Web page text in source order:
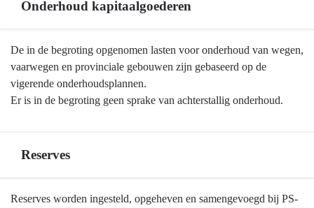
Onderhoud kapitaalgoederen
Terug
naar
navigatie
De in de begroting opgenomen lasten voor onderhoud van wegen,
vaarwegen en provinciale gebouwen zijn gebaseerd op de
vigerende onderhoudsplannen.
Er is in de begroting geen sprake van achterstallig onderhoud.
Reserves
Terug
Reserves worden ingesteld, opgeheven en samengevoegd bij PS-